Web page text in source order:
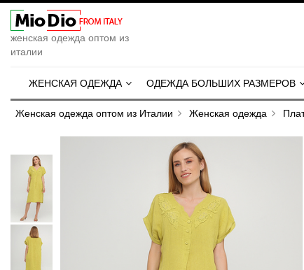
женская одежда оптом из
италии
ЖЕНСКАЯ ОДЕЖДА ОДЕЖДА БОЛЬШИХ РАЗМЕРОВ
Женская одежда оптом из Италии Женская одежда